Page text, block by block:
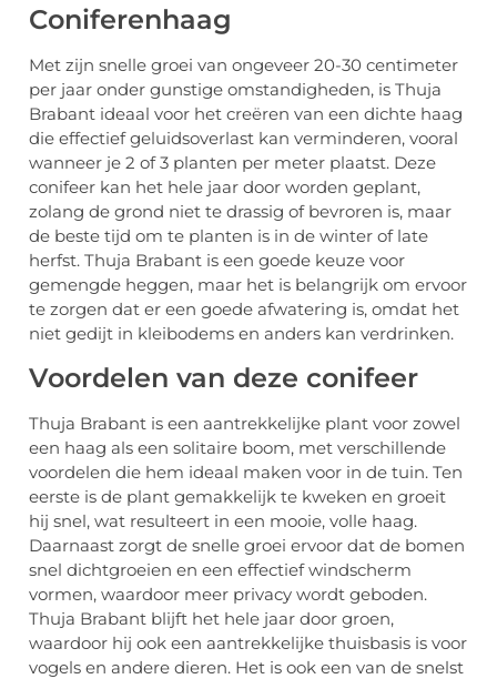
Coniferenhaag
Met zijn snelle groei van ongeveer 20-30 centimeter
per jaar onder gunstige omstandigheden, is Thuja
Brabant ideaal voor het creëren van een dichte haag
die effectief geluidsoverlast kan verminderen, vooral
wanneer je 2 of 3 planten per meter plaatst. Deze
conifeer kan het hele jaar door worden geplant,
zolang de grond niet te drassig of bevroren is, maar
de beste tijd om te planten is in de winter of late
herfst. Thuja Brabant is een goede keuze voor
gemengde heggen, maar het is belangrijk om ervoor
te zorgen dat er een goede afwatering is, omdat het
niet gedijt in kleibodems en anders kan verdrinken.
Voordelen van deze conifeer
Thuja Brabant is een aantrekkelijke plant voor zowel
een haag als een solitaire boom, met verschillende
voordelen die hem ideaal maken voor in de tuin. Ten
eerste is de plant gemakkelijk te kweken en groeit
hij snel, wat resulteert in een mooie, volle haag.
Daarnaast zorgt de snelle groei ervoor dat de bomen
snel dichtgroeien en een effectief windscherm
vormen, waardoor meer privacy wordt geboden.
Thuja Brabant blijft het hele jaar door groen,
waardoor hij ook een aantrekkelijke thuisbasis is voor
vogels en andere dieren. Het is ook een van de snelst